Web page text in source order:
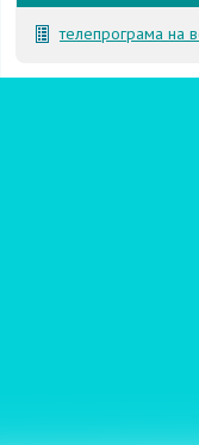
телепрограма на